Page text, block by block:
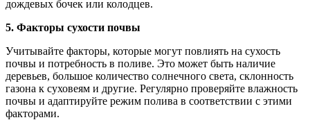
дождевых бочек или колодцев.
5. Факторы сухости почвы
Учитывайте факторы, которые могут повлиять на сухость
почвы и потребность в поливе. Это может быть наличие
деревьев, большое количество солнечного света, склонность
газона к суховеям и другие. Регулярно проверяйте влажность
почвы и адаптируйте режим полива в соответствии с этими
факторами.